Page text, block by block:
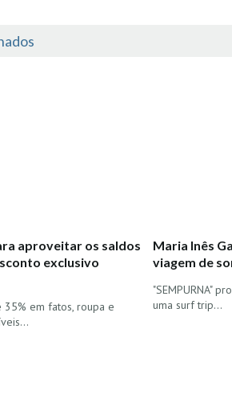
aproveitar os saldos
exclusivo
35% em fatos, roupa e
Maria Inês
viagem de
"SEMPURNA"
uma surf trip...